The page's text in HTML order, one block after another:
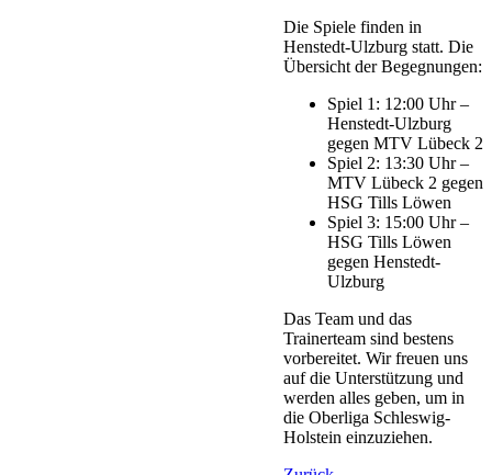
Die Spiele finden in
Henstedt-Ulzburg statt. Die
Übersicht der Begegnungen:
Spiel 1: 12:00 Uhr –
Henstedt-Ulzburg
gegen MTV Lübeck 2
Spiel 2: 13:30 Uhr –
MTV Lübeck 2 gegen
HSG Tills Löwen
Spiel 3: 15:00 Uhr –
HSG Tills Löwen
gegen Henstedt-
Ulzburg
Das Team und das
Trainerteam sind bestens
vorbereitet. Wir freuen uns
auf die Unterstützung und
werden alles geben, um in
die Oberliga Schleswig-
Holstein einzuziehen.